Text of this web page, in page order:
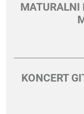
MATURALNI
KONCERT